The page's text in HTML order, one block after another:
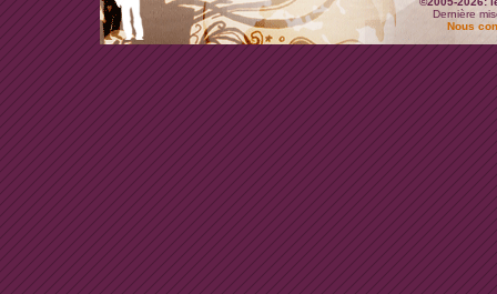
Dernière
Nous